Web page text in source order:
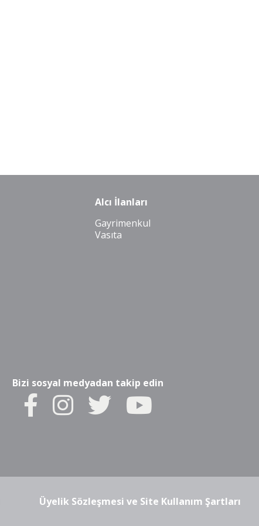
Alcı İlanları
Gayrimenkul
Vasıta
Bizi sosyal medyadan takip edin
Üyelik Sözleşmesi ve Site Kullanım Şartları